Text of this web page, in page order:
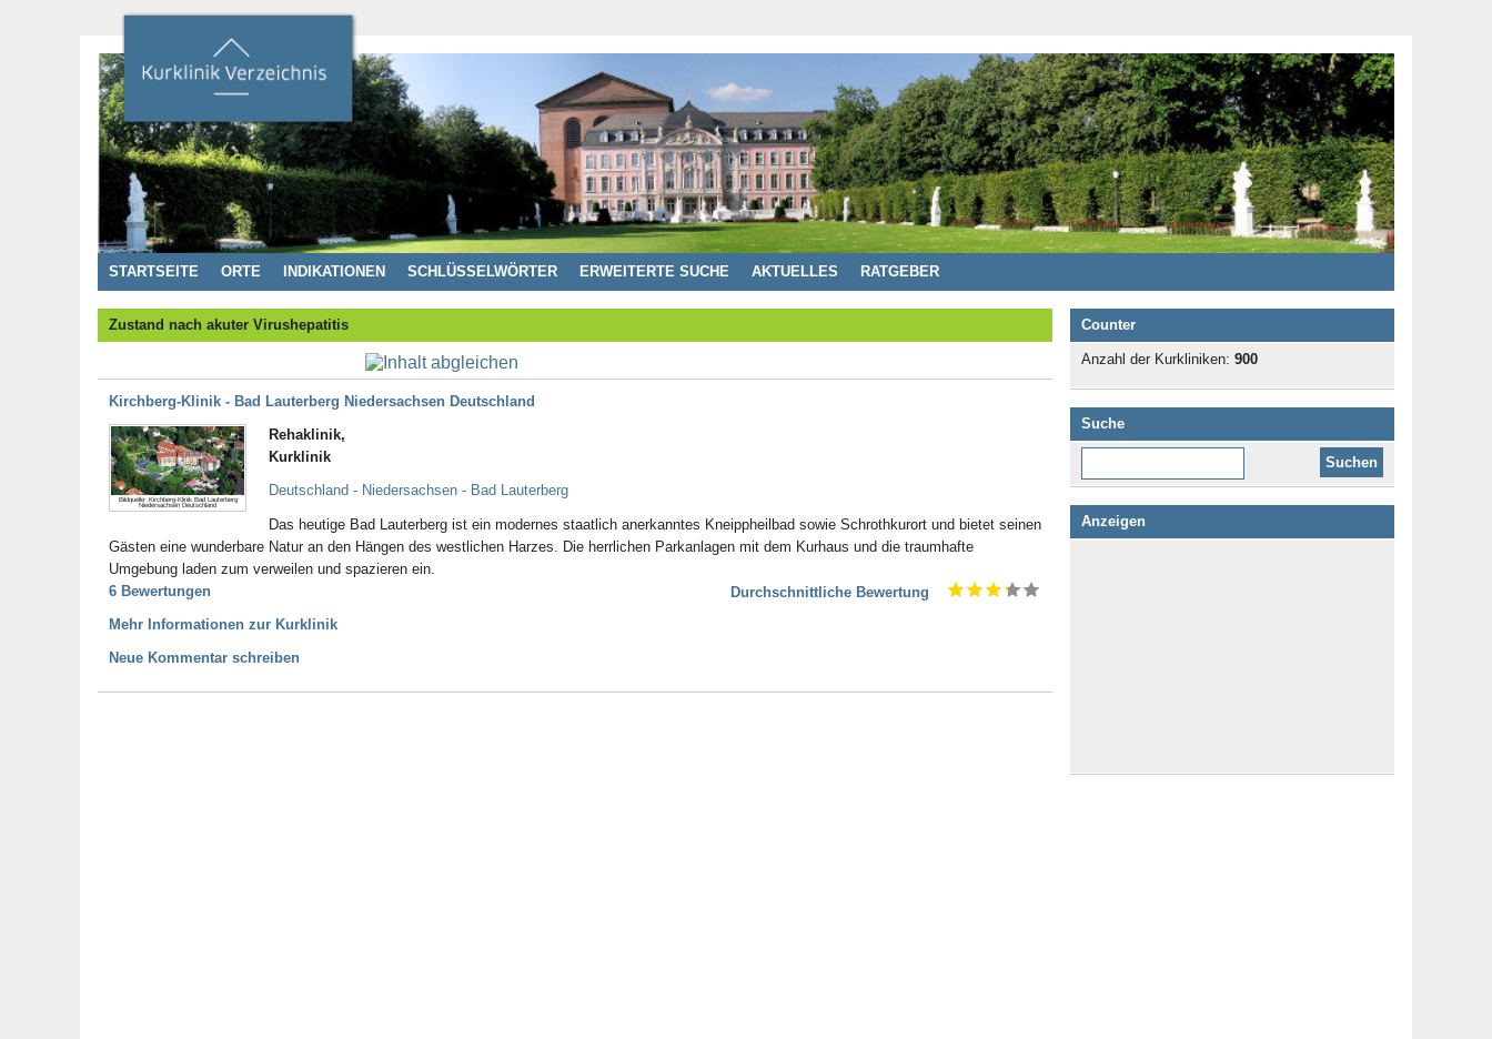
STARTSEITE ORTE INDIKATIONEN SCHLÜSSELWÖRTER ERWEITERTE SUCHE AKTUELLES RATGEBER
Zustand nach akuter Virushepatitis
Kirchberg-Klinik - Bad Lauterberg Niedersachsen Deutschland
Bildquelle: Kirchberg-Klinik Bad Lauterberg
Niedersachsen Deutschland
Rehaklinik,
Kurklinik
Deutschland - Niedersachsen - Bad Lauterberg
Das heutige Bad Lauterberg ist ein modernes staatlich anerkanntes Kneippheilbad sowie Schrothkurort und bietet seinen
Gästen eine wunderbare Natur an den Hängen des westlichen Harzes. Die herrlichen Parkanlagen mit dem Kurhaus und die traumhafte
Umgebung laden zum verweilen und spazieren ein.
6 Bewertungen
Durchschnittliche Bewertung
Mehr Informationen zur Kurklinik
Neue Kommentar schreiben
Counter
Anzahl der Kurkliniken: 900
Suche
Anzeigen